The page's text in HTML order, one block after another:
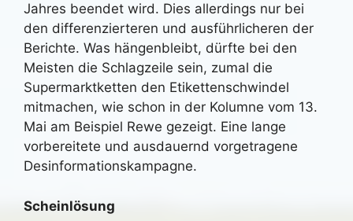
Jahres beendet wird. Dies allerdings nur bei
den differenzierteren und ausführlicheren der
Berichte. Was hängenbleibt, dürfte bei den
Meisten die Schlagzeile sein, zumal die
Supermarktketten den Etikettenschwindel
mitmachen, wie schon in der Kolumne vom 13.
Mai am Beispiel Rewe gezeigt. Eine lange
vorbereitete und ausdauernd vorgetragene
Desinformationskampagne.
Scheinlösung